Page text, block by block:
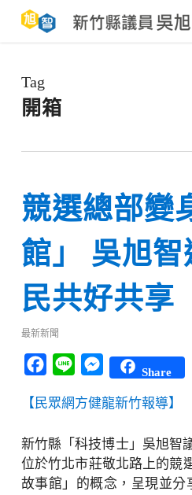
main
Tag
開箱
競選總部變
館」 吳旭
民共好共享
最新新聞
Facebook
Line Messenger
Share
【民眾網方健龍新竹報導】
新竹縣「科技博士」吳旭智
位於竹北市莊敬北路上的競
故事館」的概念，呈現並